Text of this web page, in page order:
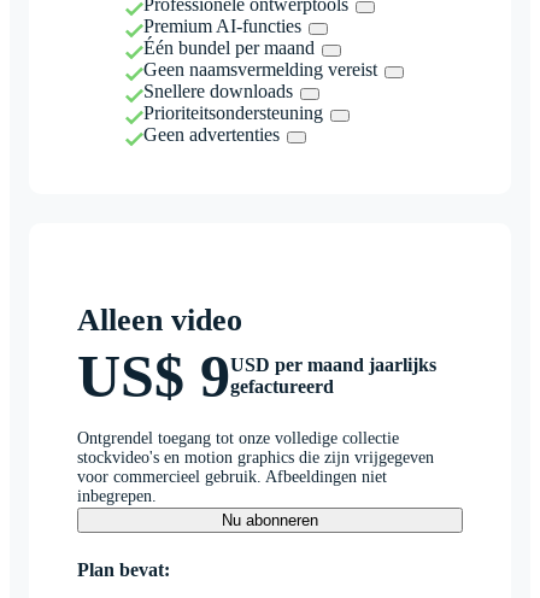
Professionele ontwerptools
Premium AI-functies
Één bundel per maand
Geen naamsvermelding vereist
Snellere downloads
Prioriteitsondersteuning
Geen advertenties
Alleen video
US$ 9USD per maand jaarlijks
gefactureerd
Ontgrendel toegang tot onze volledige collectie
stockvideo's en motion graphics die zijn vrijgegeven
voor commercieel gebruik. Afbeeldingen niet
inbegrepen.
Nu abonneren
Plan bevat: